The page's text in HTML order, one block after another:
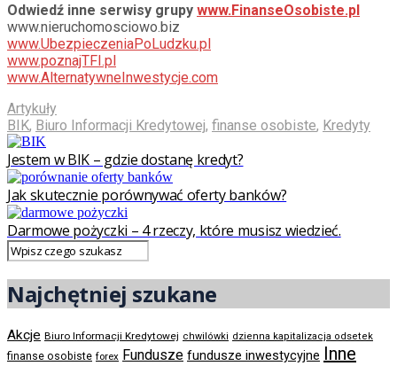
Odwiedź inne serwisy grupy www.FinanseOsobiste.pl
www.nieruchomosciowo.biz
www.UbezpieczeniaPoLudzku.pl
www.poznajTFI.pl
www.AlternatywneInwestycje.com
Artykuły
BIK, Biuro Informacji Kredytowej, finanse osobiste, Kredyty
Jestem w BIK – gdzie dostanę kredyt?
Jak skutecznie porównywać oferty banków?
Darmowe pożyczki – 4 rzeczy, które musisz wiedzieć.
Najchętniej szukane
Akcje Biuro Informacji Kredytowej chwilówki dzienna kapitalizacja odsetek
finanse osobiste forex Fundusze fundusze inwestycyjne Inne